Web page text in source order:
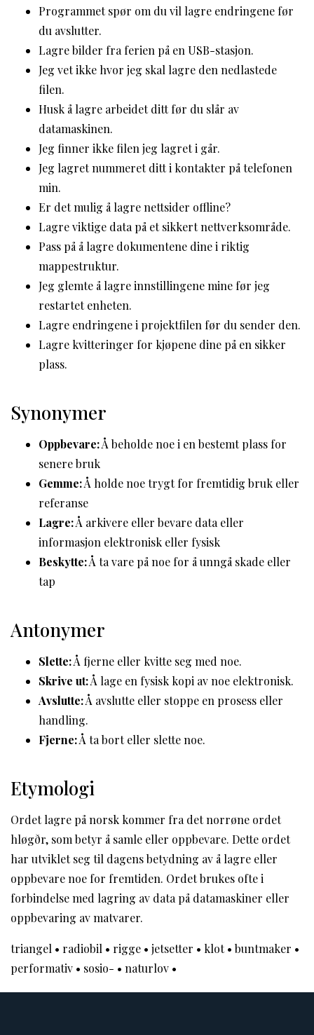
Programmet spør om du vil lagre endringene før
du avslutter.
Lagre bilder fra ferien på en USB-stasjon.
Jeg vet ikke hvor jeg skal lagre den nedlastede
filen.
Husk å lagre arbeidet ditt før du slår av
datamaskinen.
Jeg finner ikke filen jeg lagret i går.
Jeg lagret nummeret ditt i kontakter på telefonen
min.
Er det mulig å lagre nettsider offline?
Lagre viktige data på et sikkert nettverksområde.
Pass på å lagre dokumentene dine i riktig
mappestruktur.
Jeg glemte å lagre innstillingene mine før jeg
restartet enheten.
Lagre endringene i projektfilen før du sender den.
Lagre kvitteringer for kjøpene dine på en sikker
plass.
Synonymer
Oppbevare:Å beholde noe i en bestemt plass for
senere bruk
Gemme:Å holde noe trygt for fremtidig bruk eller
referanse
Lagre:Å arkivere eller bevare data eller
informasjon elektronisk eller fysisk
Beskytte:Å ta vare på noe for å unngå skade eller
tap
Antonymer
Slette:Å fjerne eller kvitte seg med noe.
Skrive ut:Å lage en fysisk kopi av noe elektronisk.
Avslutte:Å avslutte eller stoppe en prosess eller
handling.
Fjerne:Å ta bort eller slette noe.
Etymologi
Ordet lagre på norsk kommer fra det norrøne ordet
hløgðr, som betyr å samle eller oppbevare. Dette ordet
har utviklet seg til dagens betydning av å lagre eller
oppbevare noe for fremtiden. Ordet brukes ofte i
forbindelse med lagring av data på datamaskiner eller
oppbevaring av matvarer.
triangel • radiobil • rigge • jetsetter • klot• buntmaker •
performativ • sosio- • naturlov •